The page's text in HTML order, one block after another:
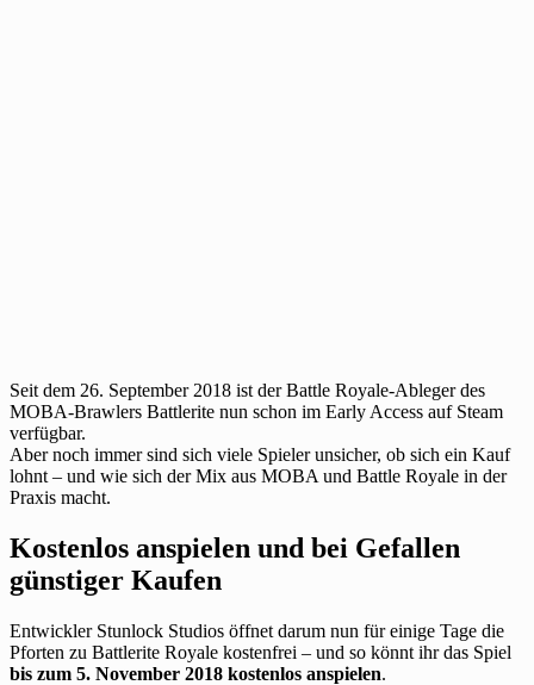
Seit dem 26. September 2018 ist der Battle Royale-Ableger des
MOBA-Brawlers Battlerite nun schon im Early Access auf Steam
verfügbar.
Aber noch immer sind sich viele Spieler unsicher, ob sich ein Kauf
lohnt – und wie sich der Mix aus MOBA und Battle Royale in der
Praxis macht.
Kostenlos anspielen und bei Gefallen
günstiger Kaufen
Entwickler Stunlock Studios öffnet darum nun für einige Tage die
Pforten zu Battlerite Royale kostenfrei – und so könnt ihr das Spiel
bis zum 5. November 2018 kostenlos anspielen.